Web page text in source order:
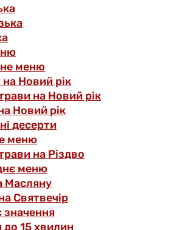
меню
Новий рік
на Новий рік
Новий рік
десерти
меню
на Різдво
меню
Масляну
Святвечір
значення
до 15 хвилин